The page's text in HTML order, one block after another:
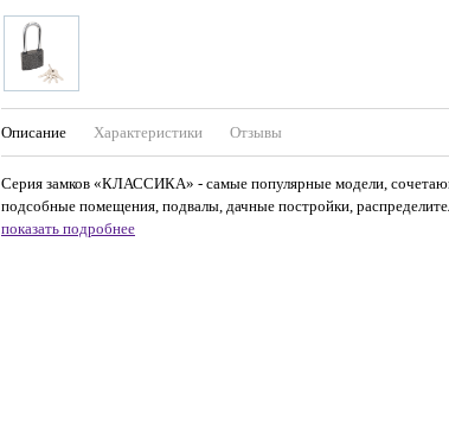
Описание Характеристики Отзывы
Серия замков «КЛАССИКА» - самые популярные модели,
подсобные помещения, подвалы, дачные постройки,
показать подробнее